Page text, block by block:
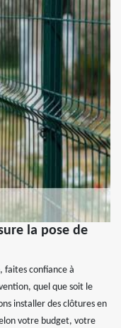
la pose de
faites confiance à
quel que soit le
installer des clôtures en
votre budget, votre